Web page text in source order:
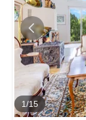
des invités.
propriété offre
idées de
qui correspond
1/15